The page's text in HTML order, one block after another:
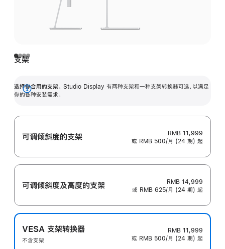
支架
选择你合用的支架。 Studio Display 有两种支架和一种支架转换器可选，以满足
你的各种安装需求。
展
可调倾斜度的支架
RMB 11,999
或 RMB 500/月 (24 期) 起
可调倾斜度及高‍度的支‍架
RMB 14,999
或 RMB 625/月 (24 期) 起
VESA 支架转换器
不含支架
RMB 11,999
或 RMB 500/月 (24 期) 起